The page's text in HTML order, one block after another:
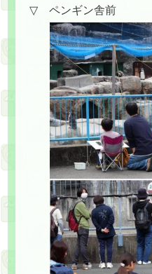
▽ ペンギン舎前